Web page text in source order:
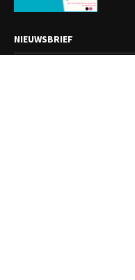
NIEUWSBRIEF